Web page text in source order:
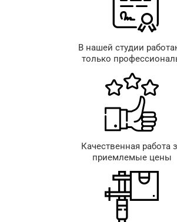
В нашей студии
только
Качественная работа
приемлемые цены